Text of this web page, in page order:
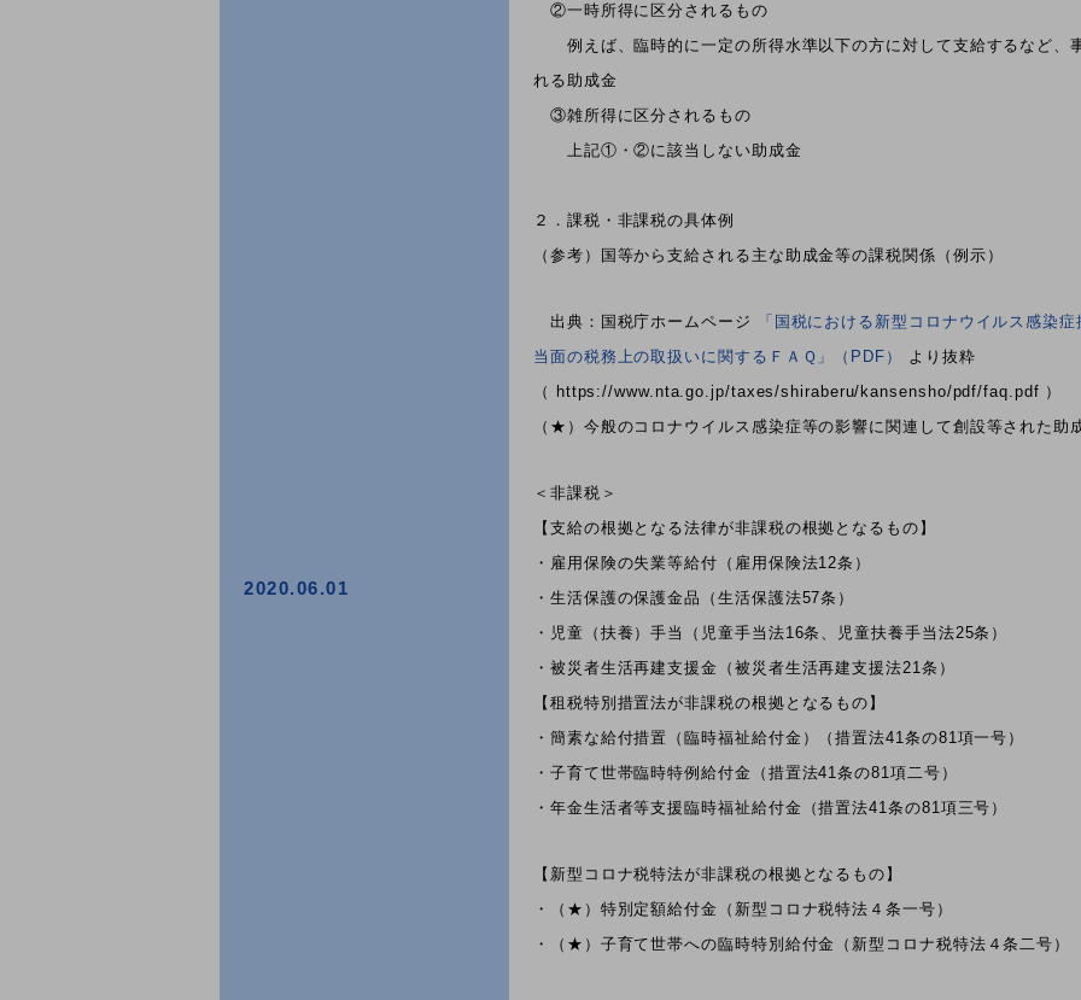
2020.06.01
②一時所得に区分されるもの
例えば、臨時的に一定の所得水準以下の方に対して支給するなど、
れる助成金
③雑所得に区分されるもの
上記①・②に該当しない助成金
２．課税・非課税の具体例
（参考）国等から支給される主な助成金等の課税関係（例示）
出典：国税庁ホームページ
「国税における新型コロナウイルス感染
当面の税務上の取扱いに関するＦＡＱ」（PDF）
より抜粋
（ https://www.nta.go.jp/taxes/shiraberu/kansensho/pdf/faq.pdf ）
（★）今般のコロナウイルス感染症等の影響に関連して創設等された助
＜非課税＞
【支給の根拠となる法律が非課税の根拠となるもの】
・雇用保険の失業等給付（雇用保険法12条）
・生活保護の保護金品（生活保護法57条）
・児童（扶養）手当（児童手当法16条、児童扶養手当法25条）
・被災者生活再建支援金（被災者生活再建支援法21条）
【租税特別措置法が非課税の根拠となるもの】
・簡素な給付措置（臨時福祉給付金）（措置法41条の81項一号）
・子育て世帯臨時特例給付金（措置法41条の81項二号）
・年金生活者等支援臨時福祉給付金（措置法41条の81項三号）
【新型コロナ税特法が非課税の根拠となるもの】
・（★）特別定額給付金（新型コロナ税特法４条一号）
・（★）子育て世帯への臨時特別給付金（新型コロナ税特法４条二号）